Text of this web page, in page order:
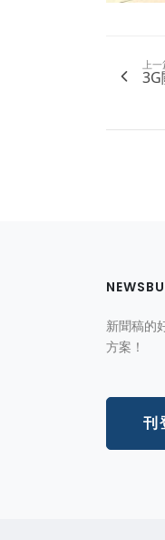
上一
新聞稿的
方案！
刊